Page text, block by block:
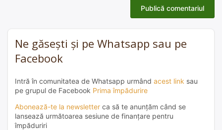
Ne găsești și pe Whatsapp sau pe
Facebook
Intră în comunitatea de Whatsapp urmând acest link sau
pe grupul de Facebook Prima împădurire
Abonează-te la newsletter ca să te anunțăm când se
lansează următoarea sesiune de finanțare pentru
împăduriri